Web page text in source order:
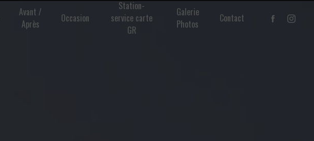
Avant /
Après
Occasion
Station-
service carte
GR
Galerie
Photos
Contact